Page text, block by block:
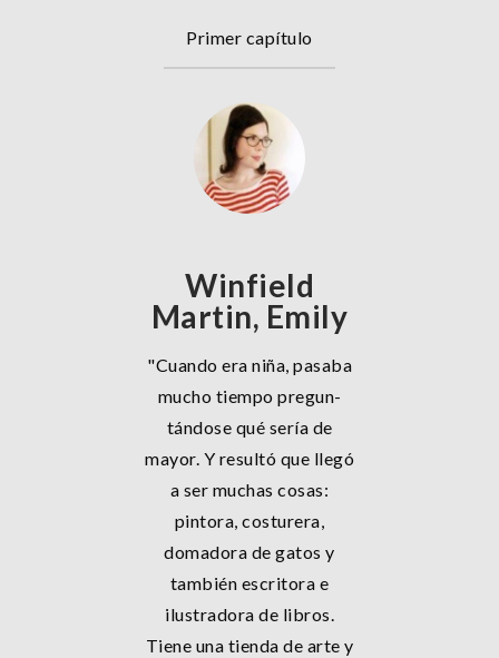
Primer capítulo
Winfield
Martin, Emily
"Cuando era niña, pasaba
mucho tiempo pregun-
tándose qué sería de
mayor. Y resultó que llegó
a ser muchas cosas:
pintora, costurera,
domadora de gatos y
también escritora e
ilustradora de libros.
Tiene una tienda de arte y